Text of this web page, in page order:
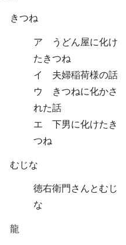
きつね
ア うどん屋に化け
たきつね
イ 夫婦稲荷様の話
ウ きつねに化かさ
れた話
エ 下男に化けたき
つね
むじな
徳右衛門さんとむじ
な
龍